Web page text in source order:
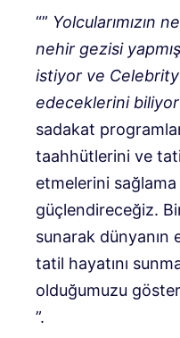
“” Yolcularımızın
nehir gezisi
istiyor ve
edeceklerini
sadakat
taahhütlerini ve
etmelerini
güçlendireceğiz.
sunarak dünyanın
tatil hayatını
olduğumuzu
”.